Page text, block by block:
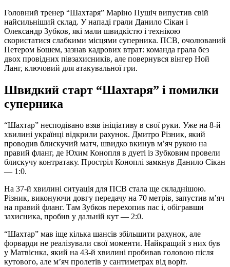
Головний тренер “Шахтаря” Маріно Пушіч випустив свій
найсильніший склад. У нападі грали Данило Сікан і
Олександр Зубков, які мали швидкістю і технікою
скористатися слабкими місцями суперника. ПСВ, очолюваний
Петером Бошем, зазнав кадрових втрат: команда грала без
двох провідних півзахисників, але повернувся вінгер Ной
Ланг, ключовий для атакувальної гри.
Швидкий старт “Шахтаря” і помилки
суперника
“Шахтар” несподівано взяв ініціативу в свої руки. Уже на 8-й
хвилині українці відкрили рахунок. Дмитро Різник, який
проводив блискучий матч, швидко вкинув м’яч рукою на
правий фланг, де Юхим Конопля в дуеті із Зубковим провели
блискучу контратаку. Простріл Коноплі замкнув Данило Сікан
— 1:0.
На 37-й хвилині ситуація для ПСВ стала ще складнішою.
Різник, виконуючи довгу передачу на 70 метрів, запустив м’яч
на правий фланг. Там Зубков перехопив пас і, обігравши
захисника, пробив у дальній кут — 2:0.
“Шахтар” мав іще кілька шансів збільшити рахунок, але
форварди не реалізували свої моменти. Найкращий з них був
у Матвієнка, який на 43-й хвилині пробивав головою після
кутового, але м’яч пролетів у сантиметрах від воріт.